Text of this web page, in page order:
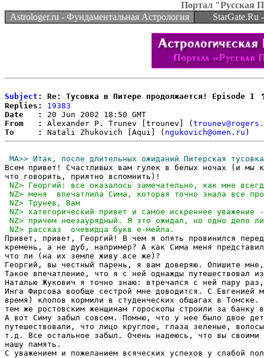
Портал "Русская
Astrologer.ru - Фундаментальная Астрология
StarGate.Ru
Subject : Re: Тусовка в Питере продолжается! Episode I
Replies:
19383
Date   :
From   :
Alexander P. Trunev [trounev] (
To     :
Natali Zhukovich [Aqui] ( ngukovich@omen.ru
Всем привет! Счастливых вам гулек в белых ночах (и мы
Привет, привет, Георгий! В чем я опять провинился перед
кремень, а не дуб, например? А как Сима меня
что ли (на их земле живу все же)?
Георгий, вы честный парень, я вам доверяю. Опишите
Такое впечатление, что я с ней однажды путешествовал
Наталью Жукович я точно знаю: втречался с ней пару
Инга Фирсова вообще сестрой мне доводится. С Евгенией
время) клопов кормили в студенческих общагах в
тем же ростовским женщинам гороскопы строили за банку
А вот Симу забыл совсем. Помню, что у нее было двое
путешествовали, что лицо круглое, глаза зеленые,
т.д. Все остальное забыл. Очень надеюсь, что вы своими
нашу память.
С уважением и пожеланием всяческих успехов у слабой